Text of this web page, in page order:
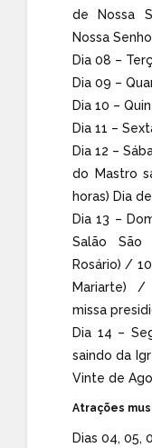
de Nossa
Nossa
Dia 08 –
Dia 09 –
Dia 10 –
Dia 11 –
Dia 12 –
do Mastro
horas) Dia
Dia 13 –
Salão São
Rosário) /
Mariarte) /
missa
Dia 14 –
saindo da
Vinte de
Atrações
Dias 04, 05,